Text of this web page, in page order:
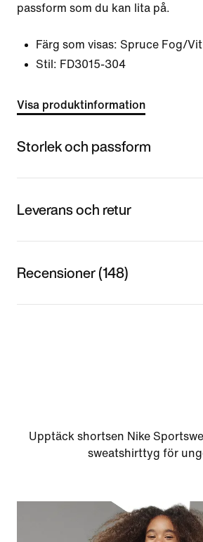
passform som du kan lita på.
Färg som visas: Spruce Fog/Vit
Stil: FD3015-304
Visa produktinformation
Storlek och passform
Leverans och retur
Recensioner (148)
Upptäck shortsen Nike
sweatshirttyg för